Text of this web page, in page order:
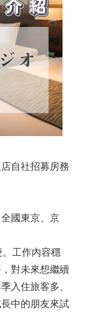
自社招募房務
國東京、京
工作內容穩
對未來想繼續
入住旅客多、
中的朋友來試